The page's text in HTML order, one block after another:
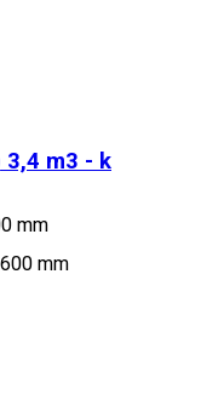
m3 - k
mm
mm